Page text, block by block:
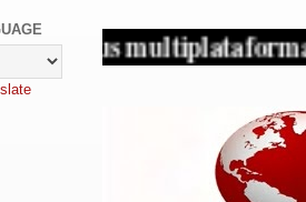
multiplataformas!